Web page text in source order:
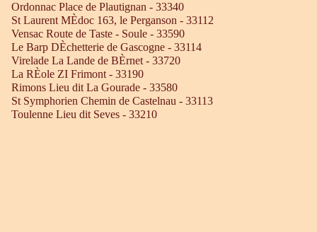
Ordonnac Place de Plautignan - 33340
St Laurent MÈdoc 163, le Perganson - 33112
Vensac Route de Taste - Soule - 33590
Le Barp DÈchetterie de Gascogne - 33114
Virelade La Lande de BÈrnet - 33720
La RÈole ZI Frimont - 33190
Rimons Lieu dit La Gourade - 33580
St Symphorien Chemin de Castelnau - 33113
Toulenne Lieu dit Seves - 33210